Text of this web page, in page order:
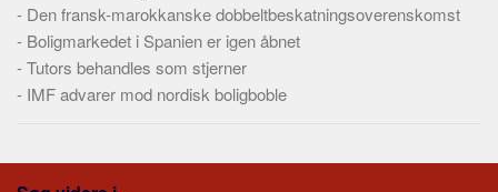
- Den fransk-marokkanske dobbeltbeskatningsoverenskomst
- Boligmarkedet i Spanien er igen åbnet
-Tutors behandles som stjerner
- IMF advarer mod nordisk boligboble